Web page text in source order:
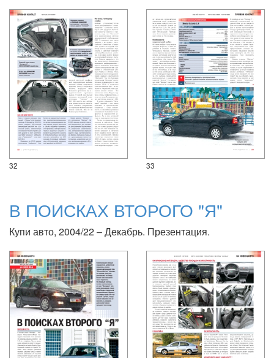
32 33
В ПОИСКАХ ВТОРОГО "Я"
Купи авто, 2004/22 – Декабрь. Презентация.